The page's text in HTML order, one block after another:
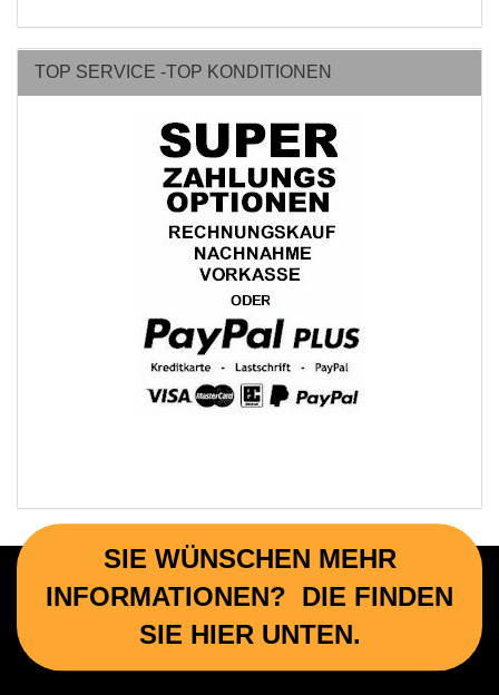
TOP SERVICE -TOP KONDITIONEN
SIE WÜNSCHEN MEHR
INFORMATIONEN? DIE FINDEN
SIE HIER UNTEN.